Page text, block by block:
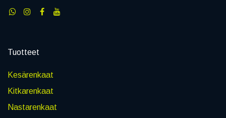
Tuotteet
Kesärenkaat
Kitkarenkaat
Nastarenkaat